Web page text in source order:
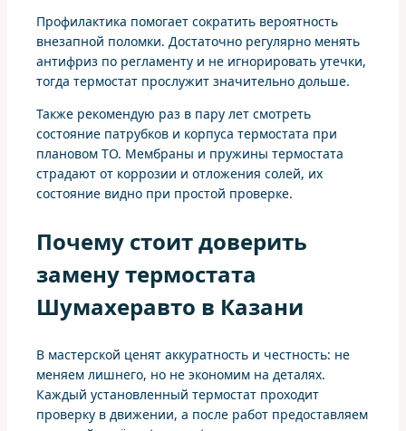
Профилактика помогает сократить вероятность
внезапной поломки. Достаточно регулярно менять
антифриз по регламенту и не игнорировать утечки,
тогда термостат прослужит значительно дольше.
Также рекомендую раз в пару лет смотреть
состояние патрубков и корпуса термостата при
плановом ТО. Мембраны и пружины термостата
страдают от коррозии и отложения солей, их
состояние видно при простой проверке.
Почему стоит доверить
замену термостата
Шумахеравто в Казани
В мастерской ценят аккуратность и честность: не
меняем лишнего, но не экономим на деталях.
Каждый установленный термостат проходит
проверку в движении, а после работ предоставляем